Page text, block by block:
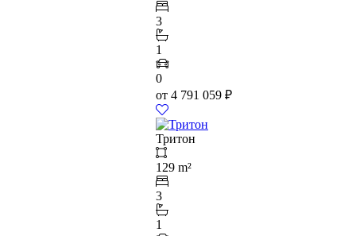
3
1
0
от 4 791 059 ₽
Тритон
129 m²
3
1